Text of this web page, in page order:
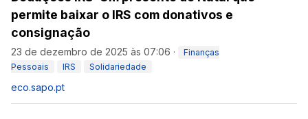
permite baixar o IRS com donativos e
consignação
23 de dezembro de 2025 às 07:06 ·
Finanças
Pessoais
IRS Solidariedade
eco.sapo.pt